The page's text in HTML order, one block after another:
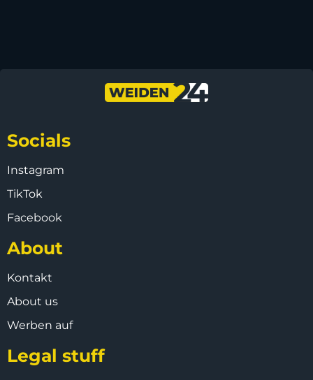
Socials
Instagram
TikTok
Facebook
About
Kontakt
About us
Werben auf
Legal stuff